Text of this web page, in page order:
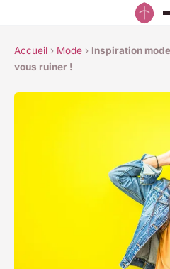
Accueil › Mode › Inspiration
vous ruiner !